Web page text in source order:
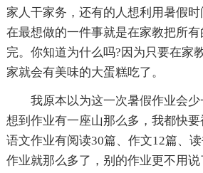
家人干家务，还有的人想利用暑假
在最想做的一件事就是在家教把所
完。你知道为什么吗?因为只要在家
家就会有美味的大蛋糕吃了。
我原本以为这一次暑假作业会
想到作业有一座山那么多，我都快要
语文作业有阅读30篇、作文12篇、
作业就那么多了，别的作业更不用